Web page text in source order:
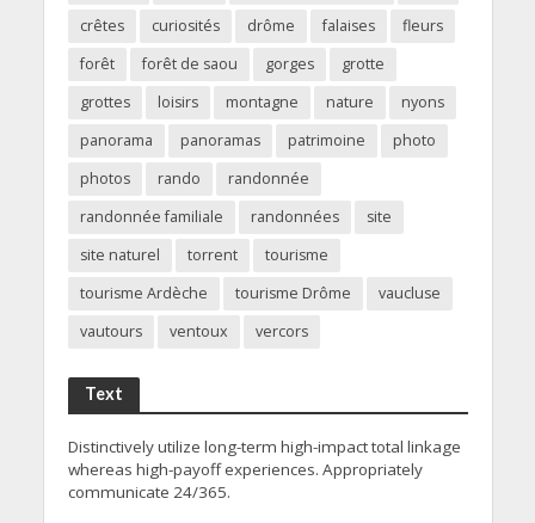
crêtes
curiosités drôme falaises
fleurs
forêt
forêt de saou gorges
grotte
grottes
loisirs montagne nature
nyons
panorama
panoramas patrimoine
photo
photos
rando
randonnée
randonnée familiale
randonnées
site
site naturel
torrent
tourisme
tourisme Ardèche
tourisme Drôme
vaucluse
vautours
ventoux vercors
Text
Distinctively utilize long-term high-impact total linkage
whereas high-payoff experiences. Appropriately
communicate 24/365.